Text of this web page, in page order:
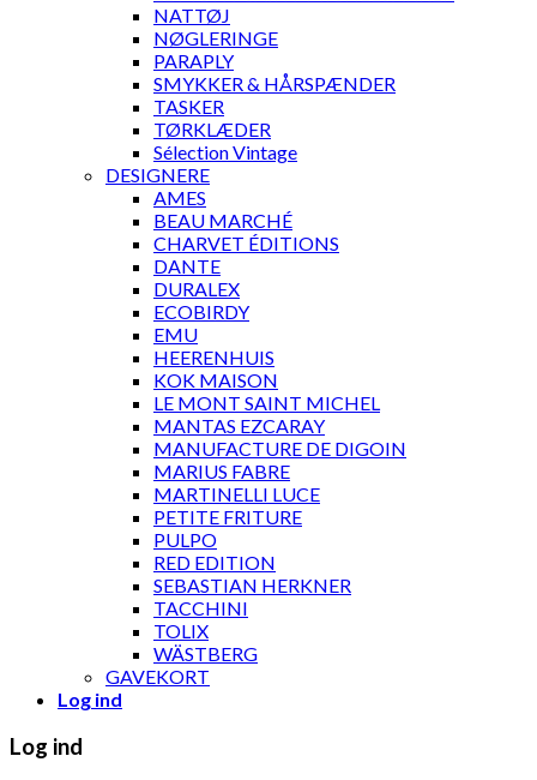
NATTØJ
NØGLERINGE
PARAPLY
SMYKKER & HÅRSPÆNDER
TASKER
TØRKLÆDER
Sélection Vintage
DESIGNERE
AMES
BEAU MARCHÉ
CHARVET ÉDITIONS
DANTE
DURALEX
ECOBIRDY
EMU
HEERENHUIS
KOK MAISON
LE MONT SAINT MICHEL
MANTAS EZCARAY
MANUFACTURE DE DIGOIN
MARIUS FABRE
MARTINELLI LUCE
PETITE FRITURE
PULPO
RED EDITION
SEBASTIAN HERKNER
TACCHINI
TOLIX
WÄSTBERG
GAVEKORT
Log ind
Log ind